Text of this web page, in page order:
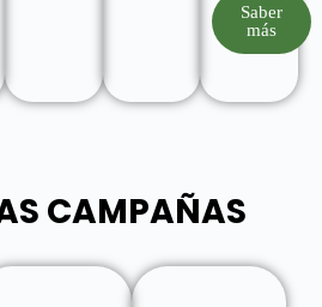
Saber
más
CAMPAÑAS